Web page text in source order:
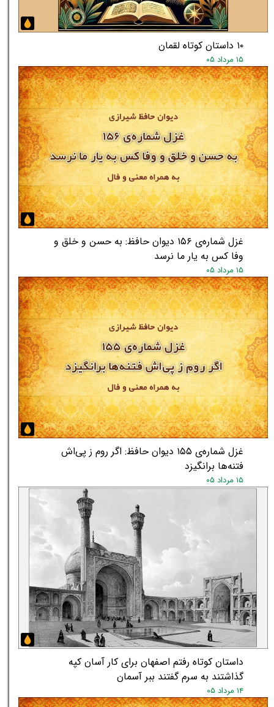
★
۱۰ داستان کوتاه لقمان
۱۵ مرداد ۰۵
غزل شماره‌ی ۱۵۶ دیوان حافظ: به حسن و خلق و
وفا کس به یار ما نرسد
۱۵ مرداد ۰۵
غزل شماره‌ی ۱۵۵ دیوان حافظ: اگر روم ز پی‌اش
فتنه‌ها برانگیزد
۱۵ مرداد ۰۵
داستان کوتاه رفتم اصفهان برای کار آسان کپه
گذاشتند به سرم گفتند ببر آسمان
۱۴ مرداد ۰۵